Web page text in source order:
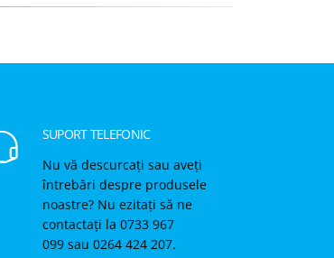
SUPORT TELEFONIC
Nu vă descurcați sau aveți
întrebări despre produsele
noastre? Nu ezitați să ne
contactați la 0733 967
099 sau 0264 424 207.